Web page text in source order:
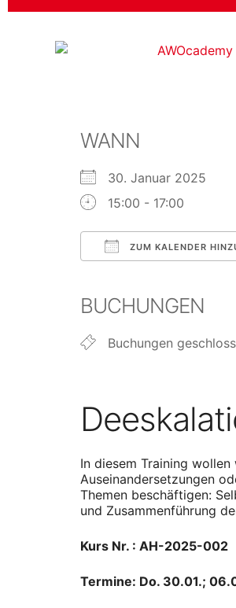
WANN
30. Januar 2025
15:00 - 17:00
ZUM KALENDER
BUCHUNGEN
Buchungen
In diesem Training
Auseinandersetzungen
Themen beschäftigen:
und Zusammenführung
Kurs Nr. : AH-2025-002
Termine: Do. 30.01.;